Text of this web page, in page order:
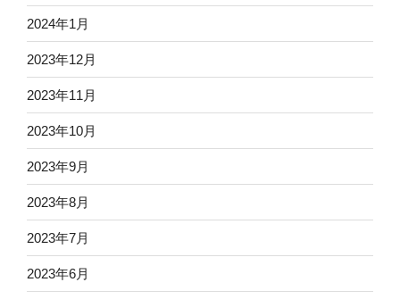
2024年1月
2023年12月
2023年11月
2023年10月
2023年9月
2023年8月
2023年7月
2023年6月